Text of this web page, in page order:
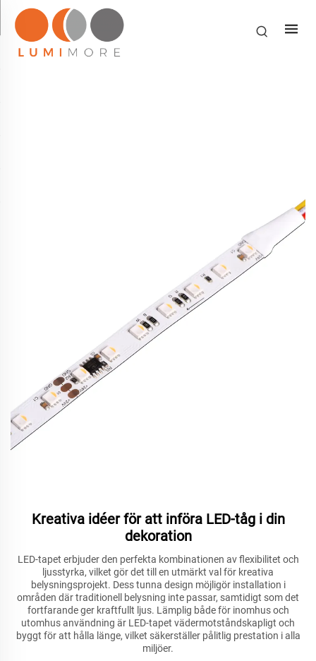
Kreativa idéer för att införa LED-tåg i din
dekoration
LED-tapet erbjuder den perfekta kombinationen av flexibilitet och
ljusstyrka, vilket gör det till en utmärkt val för kreativa
belysningsprojekt. Dess tunna design möjligör installation i
områden där traditionell belysning inte passar, samtidigt som det
fortfarande ger kraftfullt ljus. Lämplig både för inomhus och
utomhus användning är LED-tapet vädermotståndskapligt och
byggt för att hålla länge, vilket säkerställer pålitlig prestation i alla
miljöer.